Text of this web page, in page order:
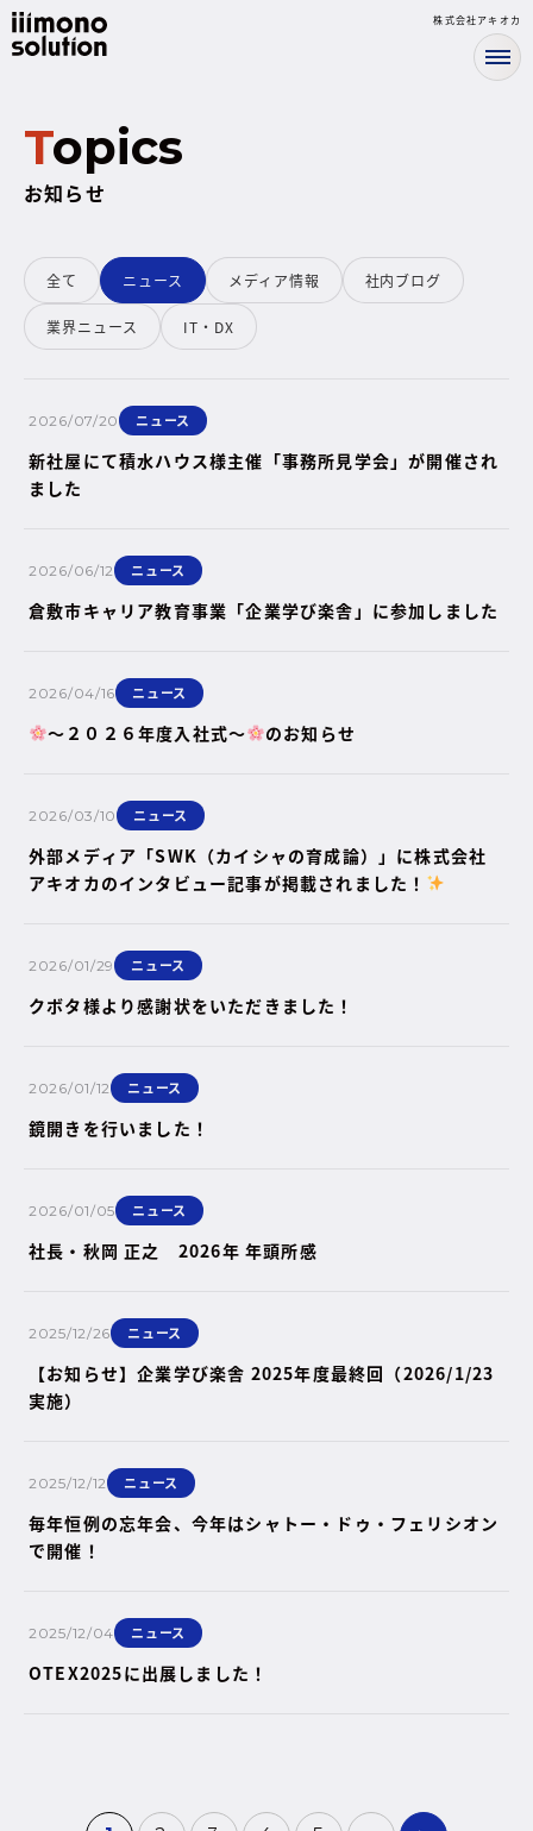
株式会社アキオカ
Topics
お知らせ
全て ニュース メディア情報 社内ブログ
業界ニュース IT・DX
2026/07/20 ニュース
新社屋にて積水ハウス様主催「事務所見学会」が開催され
ました
2026/06/12 ニュース
倉敷市キャリア教育事業「企業学び楽舎」に参加しました
2026/04/16 ニュース
～２０２６年度入社式～ のお知らせ
2026/03/10 ニュース
外部メディア「SWK（カイシャの育成論）」に株式会社
アキオカのインタビュー記事が掲載されました！
2026/01/29 ニュース
クボタ様より感謝状をいただきました！
2026/01/12 ニュース
鏡開きを行いました！
2026/01/05 ニュース
社長・秋岡 正之 2026年 年頭所感
2025/12/26 ニュース
【お知らせ】企業学び楽舎 2025年度最終回（2026/1/23
実施）
2025/12/12 ニュース
毎年恒例の忘年会、今年はシャトー・ドゥ・フェリシオン
で開催！
2025/12/04 ニュース
OTEX2025に出展しました！